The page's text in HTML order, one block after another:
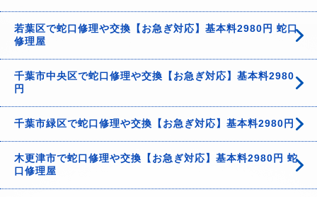
若葉区で蛇口修理や交換【お急ぎ対応】基本料2980円 蛇口
修理屋
千葉市中央区で蛇口修理や交換【お急ぎ対応】基本料2980
円
千葉市緑区で蛇口修理や交換【お急ぎ対応】基本料2980円
木更津市で蛇口修理や交換【お急ぎ対応】基本料2980円 蛇
口修理屋